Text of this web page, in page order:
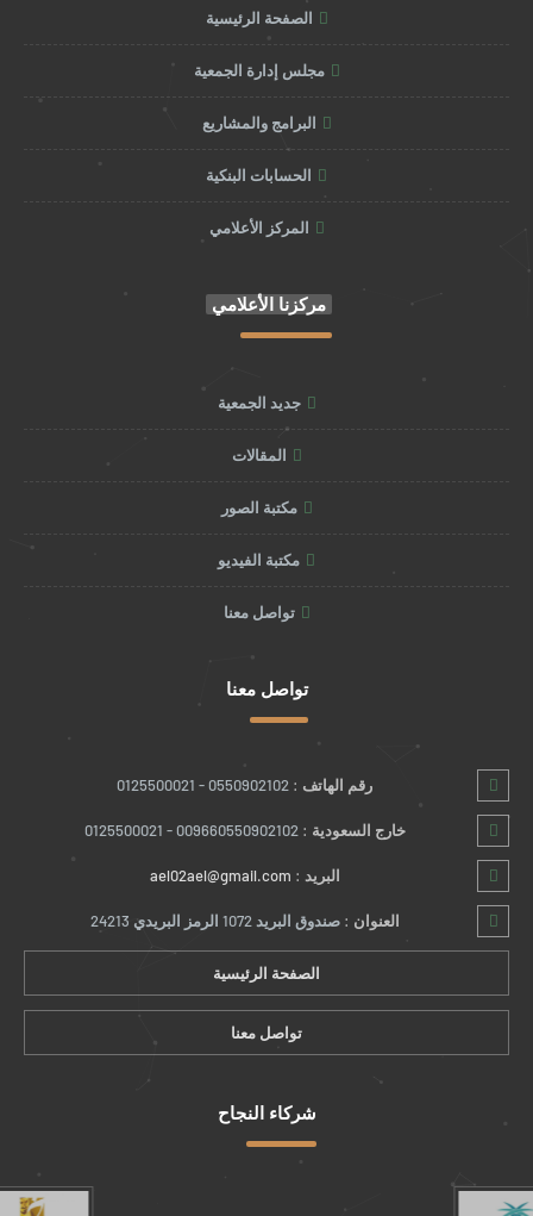
الصفحة الرئيسية
مجلس إدارة الجمعية
البرامج والمشاريع
الحسابات البنكية
المركز الأعلامي
مركزنا الأعلامي
جديد الجمعية
المقالات
مكتبة الصور
مكتبة الفيديو
تواصل معنا
تواصل معنا
رقم الهاتف : 0550902102 - 0125500021
خارج السعودية : 009660550902102 - 0125500021
البريد : ael02ael@gmail.com
العنوان :صندوق البريد 1072 الرمز البريدي 24213
الصفحة الرئيسية
تواصل معنا
شركاء النجاح